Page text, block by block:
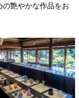
艶やかな作品をお